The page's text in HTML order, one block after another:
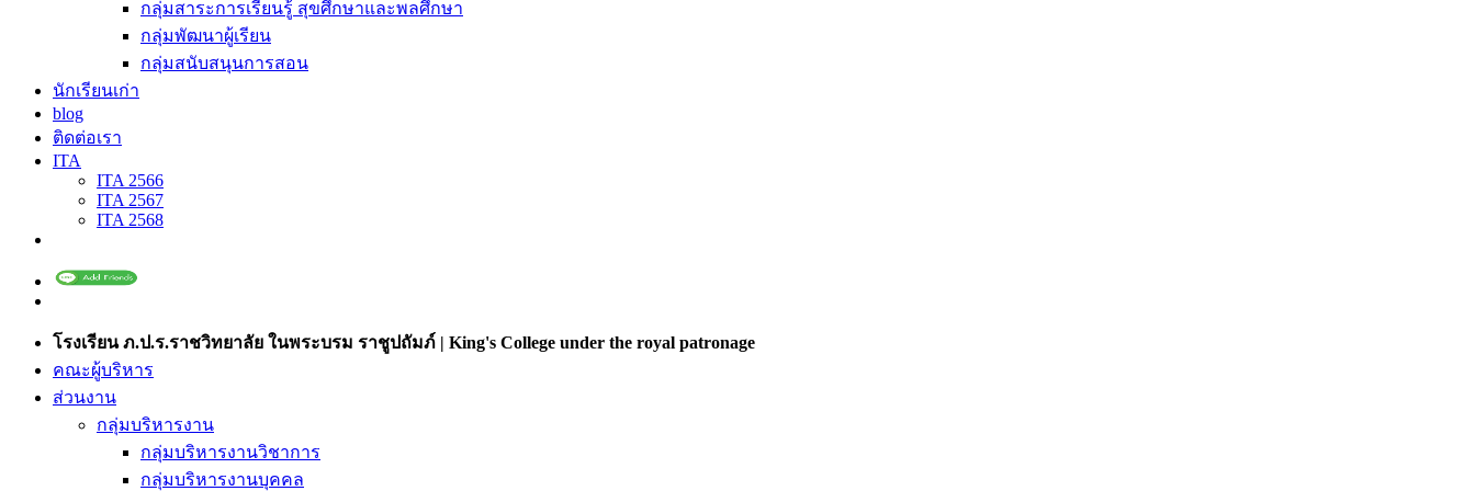
กลุ่มสาระการเรียนรู้ สุขศึกษาและพลศึกษา
กลุ่มพัฒนาผู้เรียน
กลุ่มสนับสนุนการสอน
นักเรียนเก่า
blog
ติดต่อเรา
ITA
ITA 2566
ITA 2567
ITA 2568
โรงเรียน ภ.ป.ร.ราชวิทยาลัย ในพระบรม ราชูปถัมภ์ | King's College under the royal patronage
คณะผู้บริหาร
ส่วนงาน
กลุ่มบริหารงาน
กลุ่มบริหารงานวิชาการ
กลุ่มบริหารงานบุคคล